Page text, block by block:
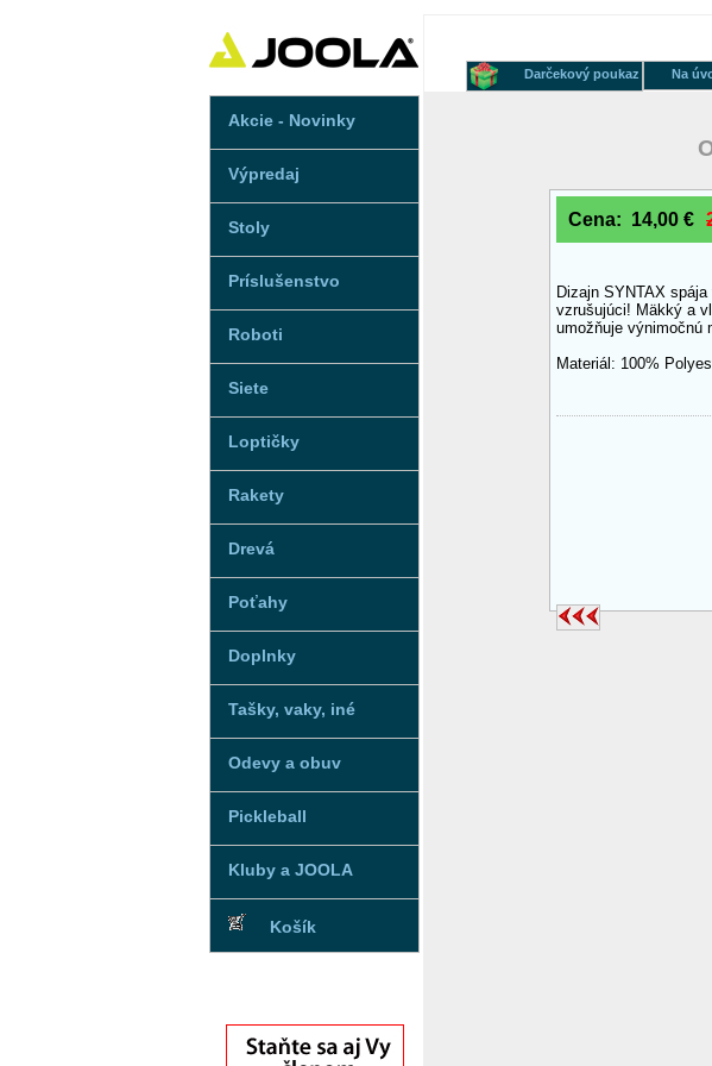
Akcie - Novinky
Výpredaj
Stoly
Príslušenstvo
Roboti
Siete
Loptičky
Rakety
Drevá
Poťahy
Doplnky
Tašky, vaky, iné
Odevy a obuv
Pickleball
Kluby a JOOLA
Košík
Na
Darčekový poukaz
Cena: 14,00 €
Dizajn SYNTAX
vzrušujúci! Mäkký a
umožňuje výnimočnú
Materiál: 100%